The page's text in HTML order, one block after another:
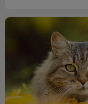
Najaarskriebels